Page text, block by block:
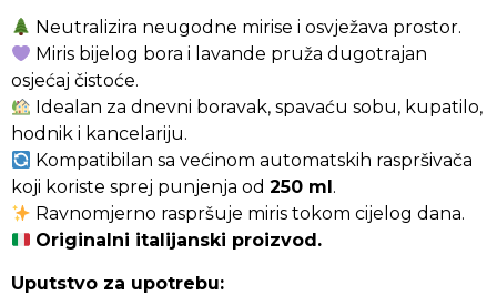
Neutralizira neugodne mirise i osvježava prostor.
Miris bijelog bora i lavande pruža dugotrajan
osjećaj čistoće.
Idealan za dnevni boravak, spavaću sobu, kupatilo,
hodnik i kancelariju.
Kompatibilan sa većinom automatskih raspršivača
koji koriste sprej punjenja od 250 ml .
Ravnomjerno raspršuje miris tokom cijelog dana.
Originalni italijanski proizvod.
Uputstvo za upotrebu: